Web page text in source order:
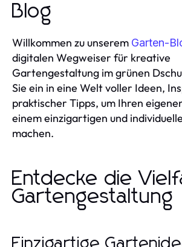
Blog
Willkommen zu unserem Garten-
digitalen Wegweiser für kreative
Gartengestaltung im grünen
Sie ein in eine Welt voller Ideen,
praktischer Tipps, um Ihren
einem einzigartigen und
machen.
Entdecke die
Gartengestaltung